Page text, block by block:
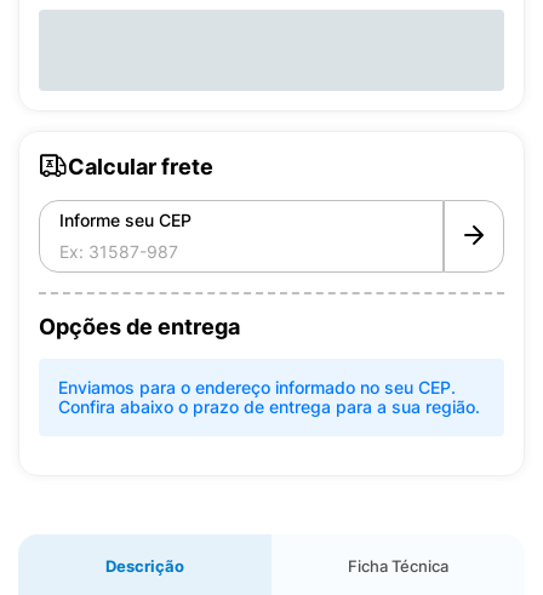
Calcular frete
Informe seu CEP
Opções de entrega
Enviamos para o endereço informado no seu CEP.
Confira abaixo o prazo de entrega para a sua região.
Descrição Ficha Técnica